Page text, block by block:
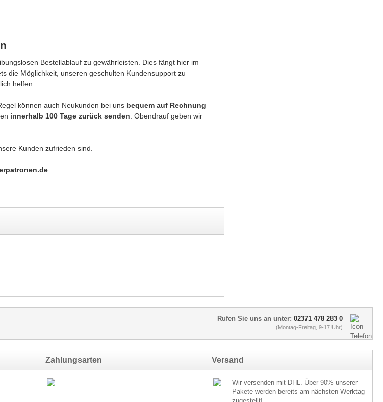
Bestellablauf zu gewährleisten. Dies fängt hier im
die Möglichkeit, unseren geschulten Kundensupport zu
helfen.
können auch Neukunden bei uns bequem auf Rechnung
innerhalb 100 Tage zurück senden . Obendrauf geben wir
Kunden zufrieden sind.
Rufen Sie uns an unter: 02371 478 283 0
(Montag-Freitag, 9-17 Uhr)
Zahlungsarten Versand
Wir versenden mit DHL. Über 90% unserer
Pakete werden bereits am nächsten Werktag